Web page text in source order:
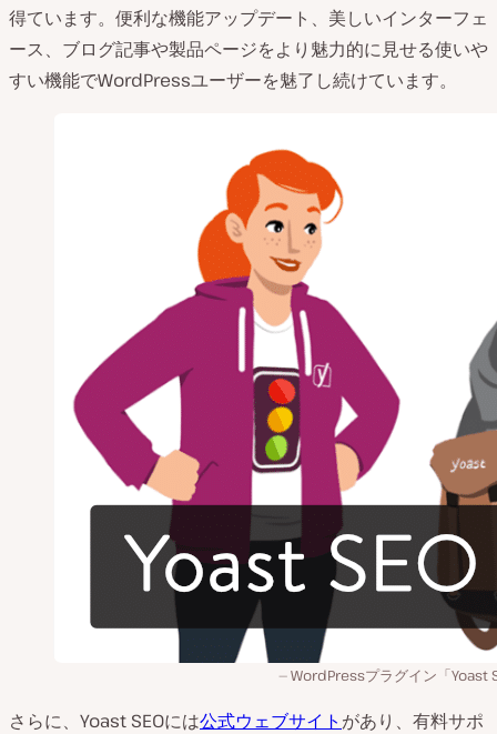
得ています。便利な機能アップデート、美しいインターフェ
ース、ブログ記事や製品ページをより魅力的に見せる使いや
すい機能でWordPressユーザーを魅了し続けています。
WordPressプラグイン「Yoast
さらに、Yoast SEOには公式ウェブサイト があり、有料サポ